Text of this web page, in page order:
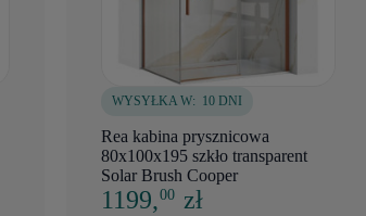
WYSYŁKA W: 10 DNI
Rea kabina prysznicowa
80x100x195 szkło transparent
Solar Brush Cooper
1199,00 zł